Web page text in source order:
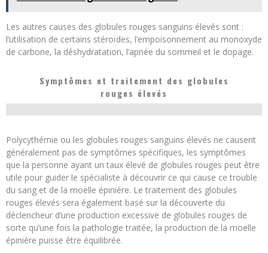
Les autres causes des globules rouges sanguins élevés sont :
l’utilisation de certains stéroïdes, l’empoisonnement au monoxyde
de carbone, la déshydratation, l’apnée du sommeil et le dopage.
Symptômes et traitement des globules
rouges élevés
Polycythémie ou les globules rouges sanguins élevés ne causent
généralement pas de symptômes spécifiques, les symptômes
que la personne ayant un taux élevé de globules rouges peut être
utile pour guider le spécialiste à découvrir ce qui cause ce trouble
du sang et de la moelle épinière. Le traitement des globules
rouges élevés sera également basé sur la découverte du
déclencheur d’une production excessive de globules rouges de
sorte qu’une fois la pathologie traitée, la production de la moelle
épinière puisse être équilibrée.